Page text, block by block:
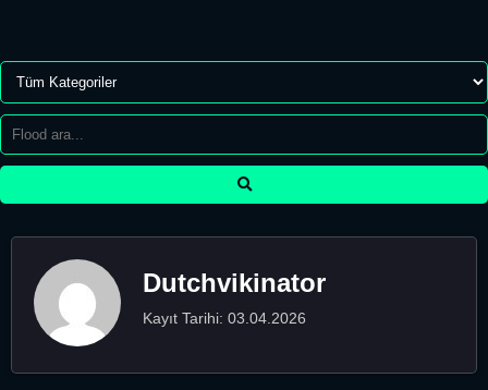
Dutchvikinator
Kayıt Tarihi: 03.04.2026